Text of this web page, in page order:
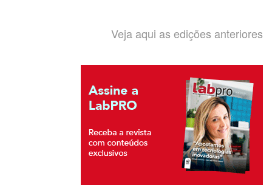
Veja aqui as edições anteriores